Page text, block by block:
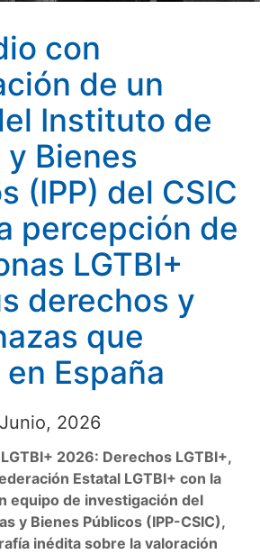
y Bienes Públicaos (IPP) del CSIC
de las personas LGTBI+ sobre
que afrontan en España
con
de un
Instituto de
Bienes
(IPP) del CSIC
percepción de
LGTBI+
derechos y
que
España
2026
2026: Derechos LGTBI+,
Estatal LGTBI+ con la
equipo de investigación del
y Bienes Públicos (IPP-CSIC),
inédita sobre la valoración